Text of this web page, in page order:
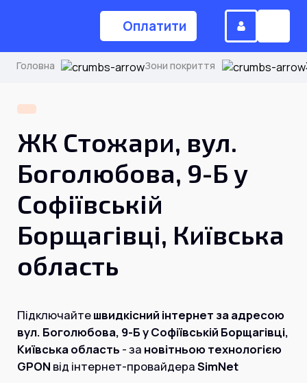
Оплатити
Для дому
Головна
Інтернет+ТБ
Телебачення
Домофонія
Відеонагляд
Про нас
Допомога
Замовити дзвінок
Головна Зони покриття
ЖК Стожари, вул.
Боголюбова, 9-Б у
Софіївській
Борщагівці, Київська
область
Підключайтешвидкісний інтернет за адресою
вул. Боголюбова, 9-Б у Софіївській Борщагівці,
Київська область - за новітньою технологією
GPON від інтернет-провайдераSimNet